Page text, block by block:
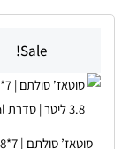
Sale!